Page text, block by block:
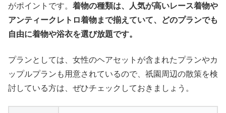
がポイントです。 着物の種類は、人気が高いレース着物や
アンティークレトロ着物まで揃えていて、どのプランでも
自由に着物や浴衣を選び放題です。
プランとしては、女性のヘアセットが含まれたプランやカ
ップルプランも用意されているので、祇園周辺の散策を検
討している方は、ぜひチェックしておきましょう。